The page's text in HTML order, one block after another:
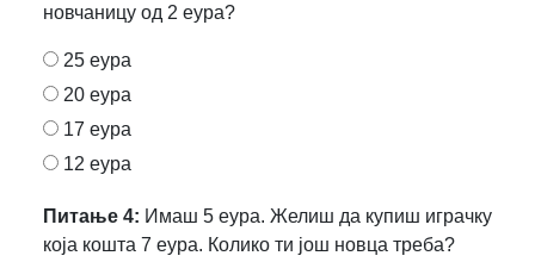
новчаницу од 2 еура?
25 еура
20 еура
17 еура
12 еура
Питање 4: Имаш 5 еура. Желиш да купиш играчку
која кошта 7 еура. Колико ти још новца треба?